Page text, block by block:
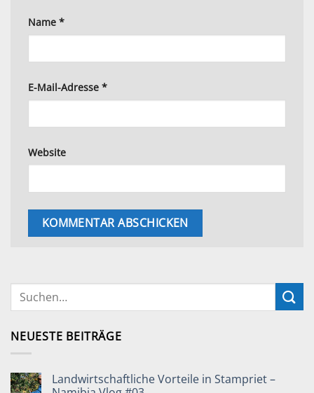
Name *
E-Mail-Adresse *
Website
NEUESTE BEITRÄGE
Landwirtschaftliche Vorteile in Stampriet –